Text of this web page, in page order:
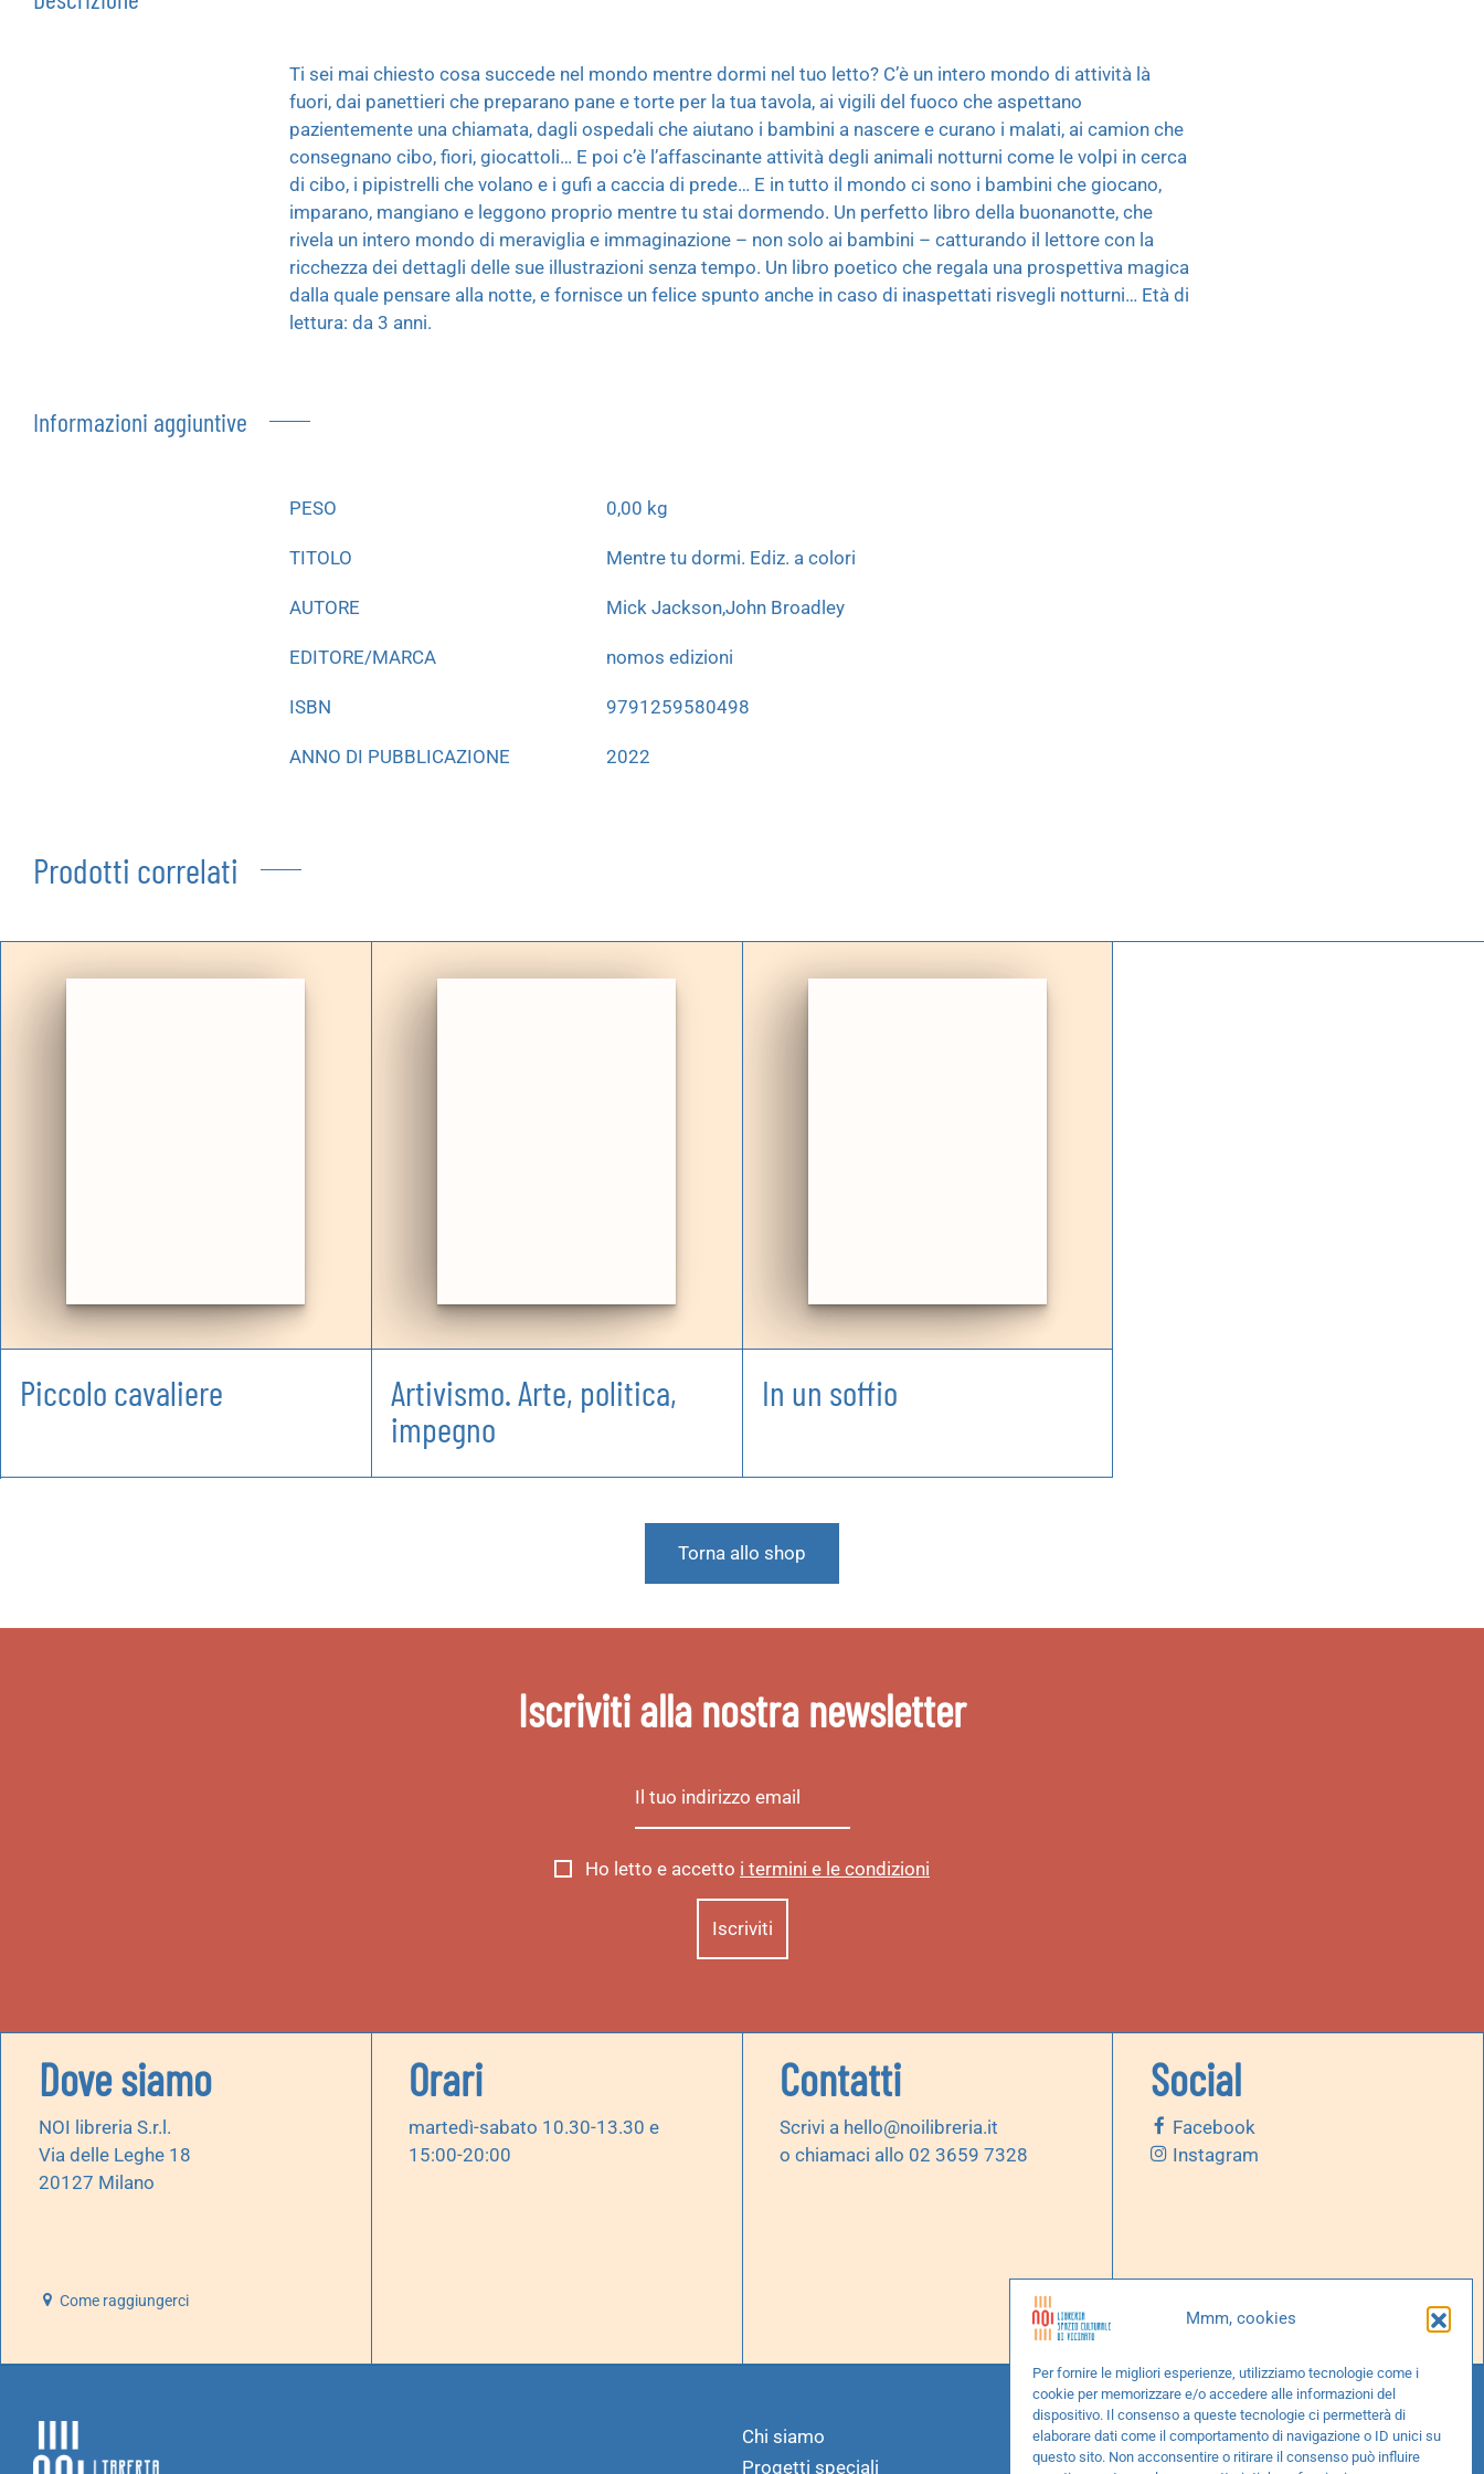
Mmm, cookies
Per fornire le migliori esperienze, utilizziamo tecnologie come i
cookie per memorizzare e/o accedere alle informazioni del
dispositivo. Il consenso a queste tecnologie ci permetterà di
elaborare dati come il comportamento di navigazione o ID unici su
questo sito. Non acconsentire o ritirare il consenso può influire
Ti sei mai chiesto cosa succede nel mondo mentre dormi nel tuo letto? C’è un intero mondo di attività là
fuori, dai panettieri che preparano pane e torte per la tua tavola, ai vigili del fuoco che aspettano
pazientemente una chiamata, dagli ospedali che aiutano i bambini a nascere e curano i malati, ai camion che
consegnano cibo, fiori, giocattoli… E poi c’è l’affascinante attività degli animali notturni come le volpi in cerca
di cibo, i pipistrelli che volano e i gufi a caccia di prede… E in tutto il mondo ci sono i bambini che giocano,
imparano, mangiano e leggono proprio mentre tu stai dormendo. Un perfetto libro della buonanotte, che
rivela un intero mondo di meraviglia e immaginazione – non solo ai bambini – catturando il lettore con la
ricchezza dei dettagli delle sue illustrazioni senza tempo. Un libro poetico che regala una prospettiva magica
dalla quale pensare alla notte, e fornisce un felice spunto anche in caso di inaspettati risvegli notturni… Età di
lettura: da 3 anni.
Informazioni aggiuntive
PESO 0,00 kg
TITOLO Mentre tu dormi. Ediz. a colori
AUTORE Mick Jackson,John Broadley
EDITORE/MARCA nomos edizioni
ISBN 9791259580498
ANNO DI PUBBLICAZIONE 2022
Prodotti correlati
Piccolo cavaliere
Artivismo. Arte, politica,
impegno
In un soffio
Torna allo shop
Iscriviti alla nostra newsletter
Ho letto e accetto i termini e le condizioni
Dove siamo
NOI libreria S.r.l.
Via delle Leghe 18
20127 Milano
Come raggiungerci
Orari
martedì-sabato 10.30-13.30 e
15:00-20:00
Contatti
Scrivi a hello@noilibreria.it
o chiamaci allo 02 3659 7328
Social
Facebook
Instagram
Chi siamo
Progetti speciali